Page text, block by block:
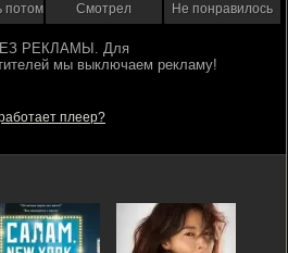
потом Смотрел Не понравилось
плеер?